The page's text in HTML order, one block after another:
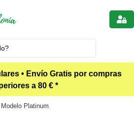
• Envío Gratis por compras
a 80 € *
Platinum